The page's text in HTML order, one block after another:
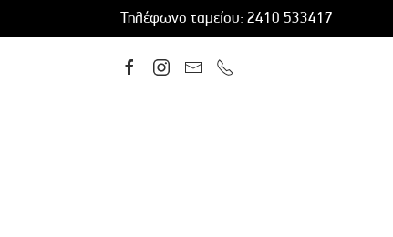
Τηλέφωνο ταμείου: 2410 533417